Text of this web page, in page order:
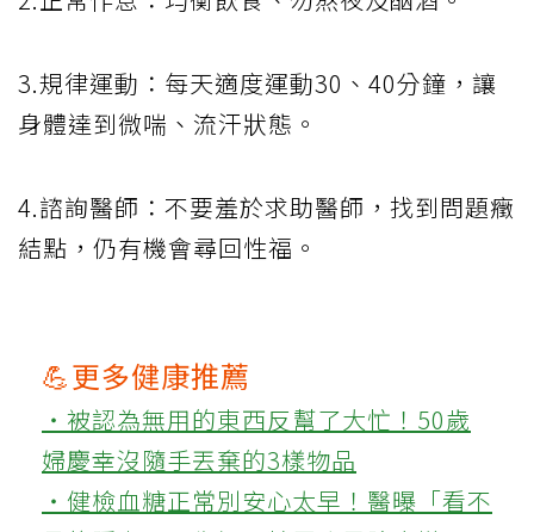
3.規律運動：每天適度運動30、40分鐘，讓
身體達到微喘、流汗狀態。
4.諮詢醫師：不要羞於求助醫師，找到問題癥
結點，仍有機會尋回性福。
💪更多健康推薦
‧被認為無用的東西反幫了大忙！50歲
婦慶幸沒隨手丟棄的3樣物品
‧健檢血糖正常別安心太早！醫曝「看不